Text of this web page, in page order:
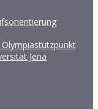
Jena